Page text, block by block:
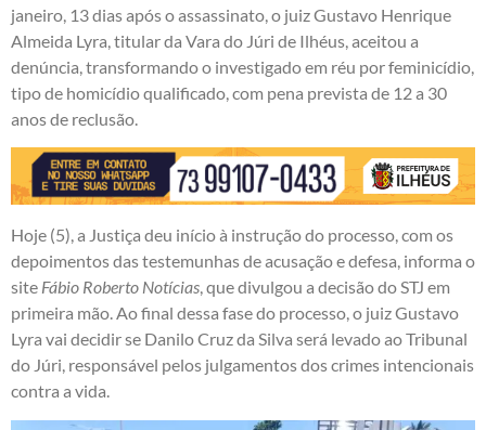
janeiro, 13 dias após o assassinato, o juiz Gustavo Henrique
Almeida Lyra, titular da Vara do Júri de Ilhéus, aceitou a
denúncia, transformando o investigado em réu por feminicídio,
tipo de homicídio qualificado, com pena prevista de 12 a 30
anos de reclusão.
Hoje (5), a Justiça deu início à instrução do processo, com os
depoimentos das testemunhas de acusação e defesa, informa o
site Fábio Roberto Notícias, que divulgou a decisão do STJ em
primeira mão. Ao final dessa fase do processo, o juiz Gustavo
Lyra vai decidir se Danilo Cruz da Silva será levado ao Tribunal
do Júri, responsável pelos julgamentos dos crimes intencionais
contra a vida.